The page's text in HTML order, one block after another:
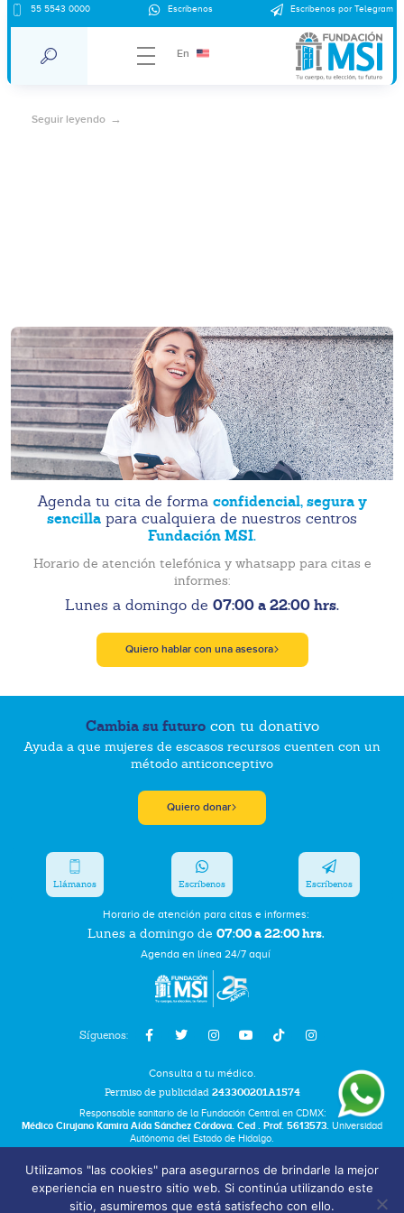
55 5543 0000 Escríbenos Escríbenos por Telegram
En
¿Te gusta el sexo anal? ¡Tienes que saber
esto!
Seguir leyendo
Agenda tu cita de forma confidencial, segura y
sencilla para cualquiera de nuestros centros
Fundación MSI.
Horario de atención telefónica y whatsapp para citas e
informes:
Lunes a domingo de 07:00 a 22:00 hrs.
Quiero hablar con una asesora
Cambia su futurocon tu donativo
Ayuda a que mujeres de escasos recursos cuenten con un
método anticonceptivo
Quiero donar
Síguenos:
Horario de atención para citas e informes:
Lunes a domingo de 07:00 a 22:00 hrs.
Agenda en línea 24/7 aquí
Llámanos Escríbenos Escríbenos
Consulta a tu médico.
Permiso de publicidad 243300201A1574
Responsable sanitario de la Fundación Central en CDMX:
Médico Cirujano Kamira Aída Sánchez Córdova. Ced . Prof. 5613573. Universidad
Autónoma del Estado de Hidalgo.
Términos y Condiciones
Bolsa de Trabajo
Utilizamos "las cookies" para asegurarnos de brindarle la mejor
experiencia en nuestro sitio web. Si continúa utilizando este
sitio, asumiremos que está satisfecho con ello.